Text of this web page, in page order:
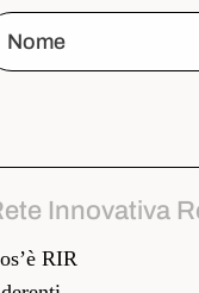
Innovativa
RIR